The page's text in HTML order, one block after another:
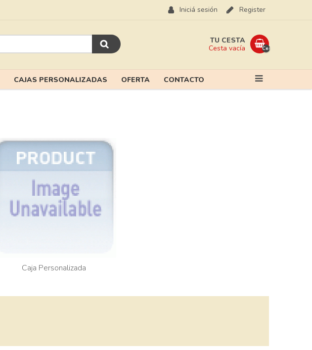
Iniciá sesión Register
Cesta
TU CESTA
Cesta vacía
CAJAS PERSONALIZADAS OFERTA CONTACTO
Caja Personalizada